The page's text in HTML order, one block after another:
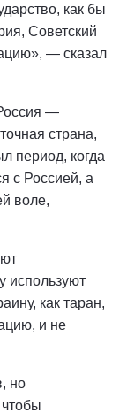
как бы
Советский
— сказал
—
страна,
период, когда
с Россией, а
воле,
используют
как таран,
и не
но